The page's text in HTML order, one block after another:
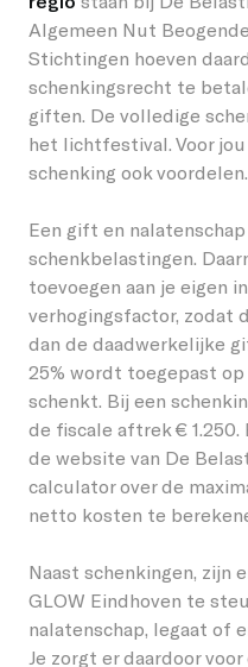
Permanente werken
Vorige edities
Lieshout
Oirschot
Veldhoven
Word vriend
Word host
Onze partners en
Giften/ANBI
Studenten
Bedrijven
Kinderen
Omwonenden
Vrijwilligers
Creatieven
Vacatures
Over GLOW
Over het Festival
Stichting GLOW
Vorige edities
Nieuws
Contact
Algemeen Nut
Stichtingen hoeven
schenkingsrecht te
giften. De volledige
het lichtfestival. Voor
schenking ook voordelen.
Een gift en
schenkbelastingen.
toevoegen aan je eigen
verhogingsfactor, zodat
dan de daadwerkelijke
25% wordt toegepast
schenkt. Bij een
de fiscale aftrek €
de website van De
calculator over de
netto kosten te
Naast schenkingen, zijn
GLOW Eindhoven te
nalatenschap, legaat of
Je zorgt er daardoor